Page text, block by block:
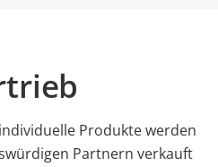
Produkte werden
Partnern verkauft